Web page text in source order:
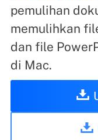
pemulihan
memulihkan
dan file
di Mac.